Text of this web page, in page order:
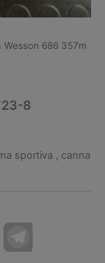
Wesson 686 357m
8
sportiva , canna
WhatsApp